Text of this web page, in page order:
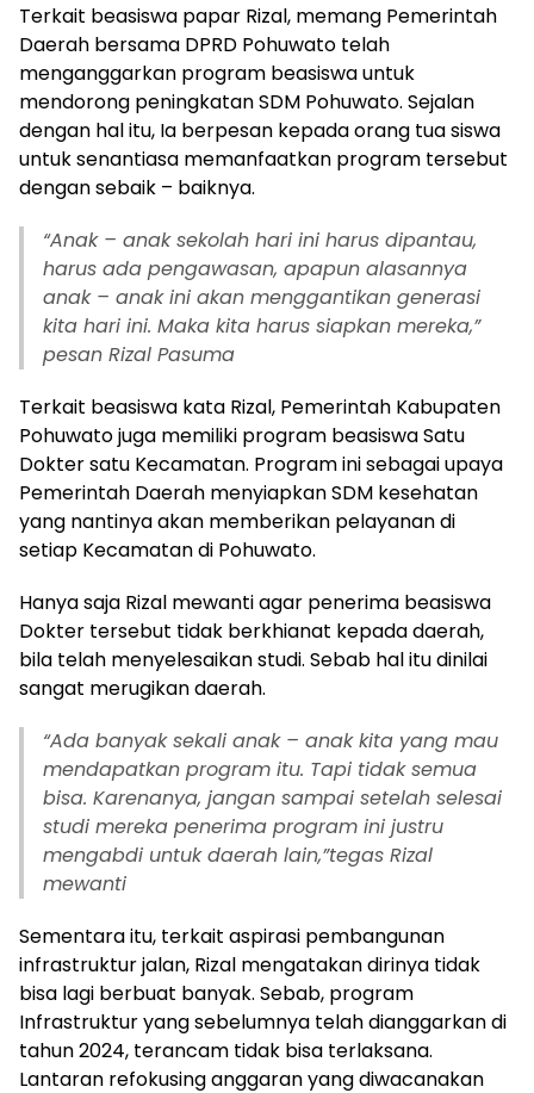
Terkait beasiswa papar Rizal, memang Pemerintah
Daerah bersama DPRD Pohuwato telah
menganggarkan program beasiswa untuk
mendorong peningkatan SDM Pohuwato. Sejalan
dengan hal itu, Ia berpesan kepada orang tua siswa
untuk senantiasa memanfaatkan program tersebut
dengan sebaik – baiknya.
“Anak – anak sekolah hari ini harus dipantau,
harus ada pengawasan, apapun alasannya
anak – anak ini akan menggantikan generasi
kita hari ini. Maka kita harus siapkan mereka,”
pesan Rizal Pasuma
Terkait beasiswa kata Rizal, Pemerintah Kabupaten
Pohuwato juga memiliki program beasiswa Satu
Dokter satu Kecamatan. Program ini sebagai upaya
Pemerintah Daerah menyiapkan SDM kesehatan
yang nantinya akan memberikan pelayanan di
setiap Kecamatan di Pohuwato.
Hanya saja Rizal mewanti agar penerima beasiswa
Dokter tersebut tidak berkhianat kepada daerah,
bila telah menyelesaikan studi. Sebab hal itu dinilai
sangat merugikan daerah.
“Ada banyak sekali anak – anak kita yang mau
mendapatkan program itu. Tapi tidak semua
bisa. Karenanya, jangan sampai setelah selesai
studi mereka penerima program ini justru
mengabdi untuk daerah lain,”tegas Rizal
mewanti
Sementara itu, terkait aspirasi pembangunan
infrastruktur jalan, Rizal mengatakan dirinya tidak
bisa lagi berbuat banyak. Sebab, program
Infrastruktur yang sebelumnya telah dianggarkan di
tahun 2024, terancam tidak bisa terlaksana.
Lantaran refokusing anggaran yang diwacanakan